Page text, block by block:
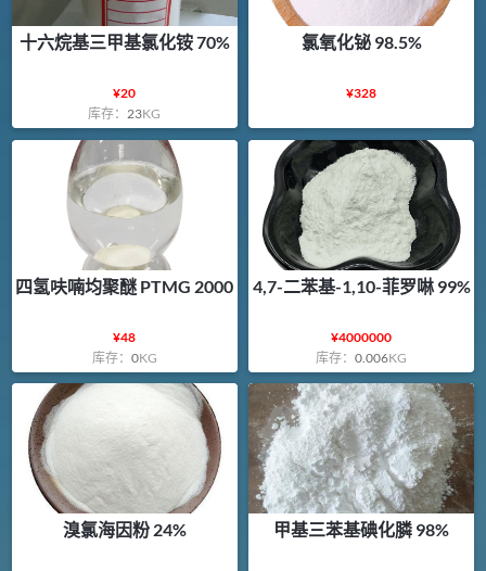
十六烷基三甲基氯化铵 70%
¥20
库存： 23KG
氯氧化铋 98.5%
¥328
四氢呋喃均聚醚 PTMG 2000
¥48
库存： 0KG
4,7-二苯基-1,10-菲罗啉 99%
¥4000000
库存：0.006KG
溴氯海因粉 24% 甲基三苯基碘化膦 98%